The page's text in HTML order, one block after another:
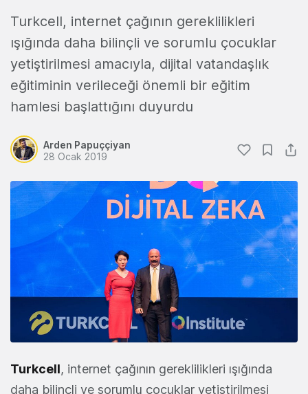
Turkcell, internet çağının gereklilikleri
ışığında daha bilinçli ve sorumlu çocuklar
yetiştirilmesi amacıyla, dijital vatandaşlık
eğitiminin verileceği önemli bir eğitim
hamlesi başlattığını duyurdu
Arden Papuççiyan
28 Ocak 2019
Turkcell, internet çağının gereklilikleri ışığında
daha bilinçli ve sorumlu çocuklar yetiştirilmesi